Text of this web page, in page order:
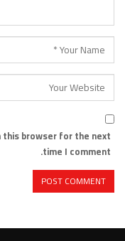
this browser for the next
time I comment.